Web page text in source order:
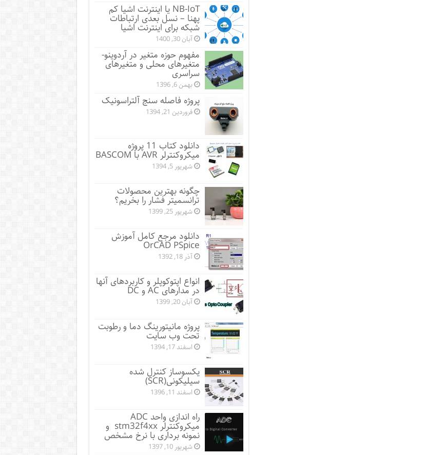
NB-IoT یا اینترنت اشیا کم
پهنا – نسل بعدی ارتباطات
شبکه برای اینترنت اشیا
آبان 30, 1400
مفهوم حوزه متغیر در آردوینو-
متغیرهای محلی و متغیرهای
سراسری
بهمن 6, 1396
پروژه فاصله سنج آلتراسونیک
فروردین 21, 1394
دانلود کتاب 11 پروژه
میکروکنترلر AVR با BASCOM
شهریور 5, 1394
چگونه بهترین محصولات
ترانسمیتر فشار را بخریم؟
شهریور 25, 1399
دانلود مرجع کامل آموزش
OrCAD PSpice
آذر 18, 1392
انواع اپتوکوپلر و کاربردهای آنها
در مدارهای AC و DC
آبان 20, 1399
پروژه مانيتورينگ دما و رطوبت
تحت وب سایت
اسفند 17, 1394
یکسوساز کنترل شده
سیلیکونی(SCR)
اسفند 11, 1396
راه اندازی واحد ADC
میکروکنترلر stm32f4xx و
نمونه برداری با نرخ مشخص
شهریور 10, 1397